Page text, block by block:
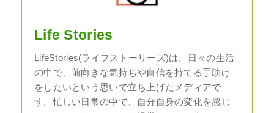
Life Stories
LifeStories(ライフストーリーズ)は、日々の生活
の中で、前向きな気持ちや自信を持てる手助け
をしたいという思いで立ち上げたメディアで
す。忙しい日常の中で、自分自身の変化を感じ